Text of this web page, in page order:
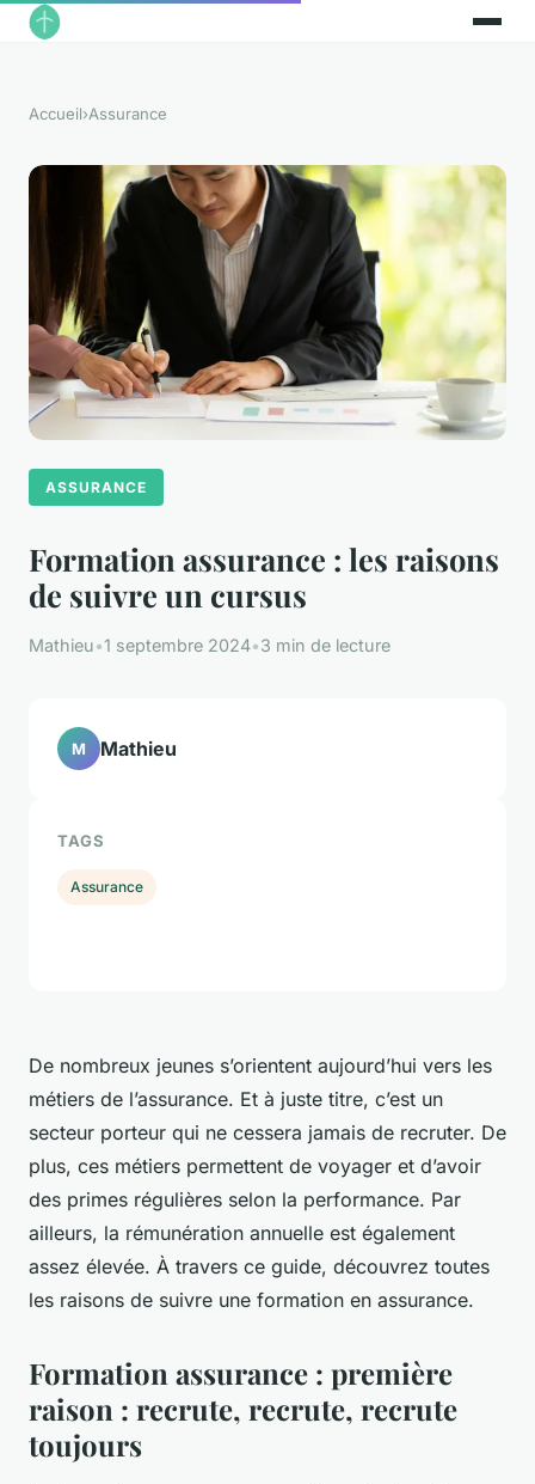
Accueil›Assurance
ASSURANCE
Formation assurance : les raisons
de suivre un cursus
Mathieu•1 septembre 2024•3 min de lecture
De nombreux jeunes s’orientent aujourd’hui vers les
métiers de l’assurance. Et à juste titre, c’est un
secteur porteur qui ne cessera jamais de recruter. De
plus, ces métiers permettent de voyager et d’avoir
des primes régulières selon la performance. Par
ailleurs, la rémunération annuelle est également
assez élevée. À travers ce guide, découvrez toutes
les raisons de suivre une formation en assurance.
Formation assurance : première
raison : recrute, recrute, recrute
toujours
M Mathieu
TAGS
Assurance